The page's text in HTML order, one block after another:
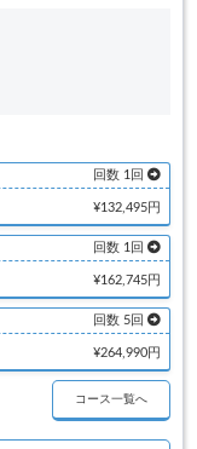
回数 1回
¥132,495円
回数 1回
¥162,745円
回数 5回
¥264,990円
コース一覧へ